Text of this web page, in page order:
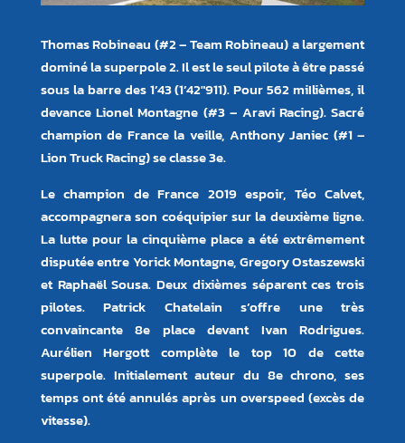
Thomas Robineau (#2 – Team Robineau) a largement
dominé la superpole 2. Il est le seul pilote à être passé
sous la barre des 1’43 (1’42″911). Pour 562 miIlièmes, il
devance Lionel Montagne (#3 – Aravi Racing). Sacré
champion de France la veille, Anthony Janiec (#1 –
Lion Truck Racing) se classe 3e.
Le champion de France 2019 espoir, Téo Calvet,
accompagnera son coéquipier sur la deuxième ligne.
La lutte pour la cinquième place a été extrêmement
disputée entre Yorick Montagne, Gregory Ostaszewski
et Raphaël Sousa. Deux dixièmes séparent ces trois
pilotes. Patrick Chatelain s’offre une très
convaincante 8e place devant Ivan Rodrigues.
Aurélien Hergott complète le top 10 de cette
superpole. Initialement auteur du 8e chrono, ses
temps ont été annulés après un overspeed (excès de
vitesse).